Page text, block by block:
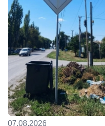
07.08.2026